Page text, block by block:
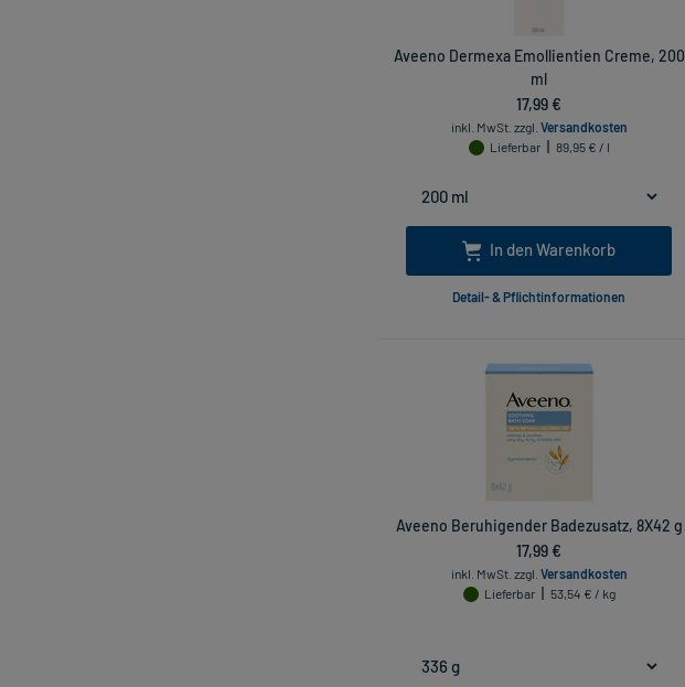
Aveeno Dermexa Emollientien Creme, 200
ml
17,99 €
inkl. MwSt. zzgl. Versandkosten
Lieferbar
89,95 € / l
In den Warenkorb
Detail- & Pflichtinformationen
Aveeno Beruhigender Badezusatz, 8X42 g
17,99 €
inkl. MwSt. zzgl. Versandkosten
Lieferbar
53,54 € / kg